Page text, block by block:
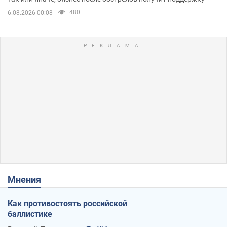
6.08.2026 00:08 480
Мнения
Как противостоять российской
баллистике